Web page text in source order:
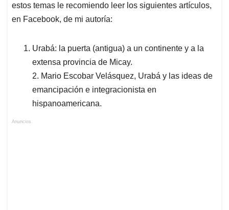
estos temas le recomiendo leer los siguientes artículos,
en Facebook, de mi autoría:
Urabá: la puerta (antigua) a un continente y a la
extensa provincia de Micay.
2. Mario Escobar Velásquez, Urabá y las ideas de
emancipación e integracionista en
hispanoamericana.
Anuncios.